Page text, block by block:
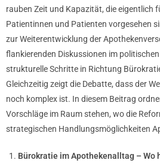
rauben Zeit und Kapazität, die eigentlich
Patientinnen und Patienten vorgesehen
zur Weiterentwicklung der
flankierenden Diskussionen im
strukturelle Schritte in Richtung
Gleichzeitig zeigt die Debatte, dass der
noch komplex ist. In diesem Beitrag
Vorschläge im Raum stehen, wo die
strategischen Handlungsmöglichkeiten
Bürokratie im Apothekenalltag – Wo